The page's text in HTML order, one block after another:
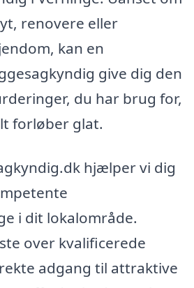
renovere eller
kan en
give dig den
du har brug for,
forløber glat.
hjælper vi dig
i dit lokalområde.
over kvalificerede
adgang til attraktive